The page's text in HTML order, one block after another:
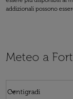
addizionali possono
Meteo a
Centigradi
keyboard_arrow_down